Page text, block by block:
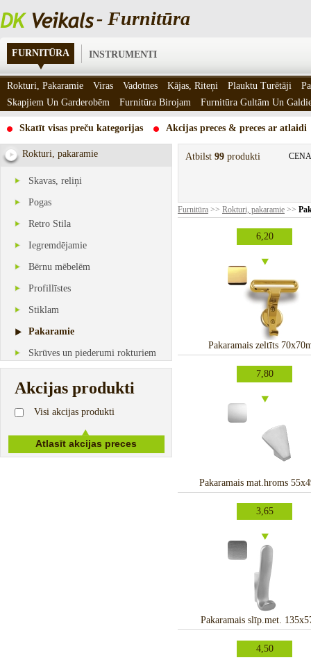
- Furnitūra
FURNITŪRA INSTRUMENTI
Skatīt visas preču kategorijas Akcijas preces & preces ar atlaidi
Rokturi, pakaramie
Skavas, reliņi
Pogas
Retro Stila
Iegremdējamie
Bērnu mēbelēm
Profillīstes
Stiklam
Pakaramie
Skrūves un piederumi rokturiem
Akcijas produkti
Visi akcijas produkti
Atbilst 99 produkti
Furnitūra >> Rokturi, pakaramie >>
6,20
Pakaramais zeltīts
7,80
Pakaramais mat.hroms
3,65
Pakaramais slīp.met.
4,50
Rokturi, Pakaramie Viras Vadotnes Kājas, Riteņi Plauktu Turētāji
Skapjiem Un Garderobēm
Furnitūra Birojam Furnitūra Gultām Un